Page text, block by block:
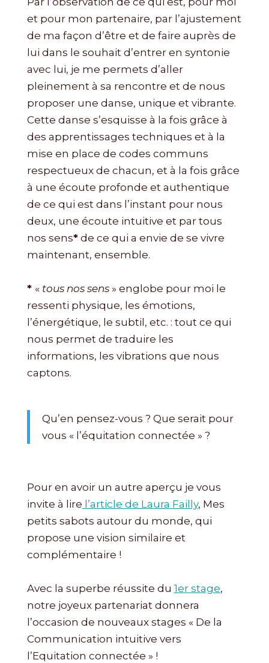
et pour mon partenaire, par l’ajustement
de ma façon d’être et de faire auprès de
lui dans le souhait d’entrer en syntonie
avec lui, je me permets d’aller
pleinement à sa rencontre et de nous
proposer une danse, unique et vibrante.
Cette danse s’esquisse à la fois grâce à
des apprentissages techniques et à la
mise en place de codes communs
respectueux de chacun, et à la fois grâce
à une écoute profonde et authentique
de ce qui est dans l’instant pour nous
deux, une écoute intuitive et par tous
nos sens*de ce qui a envie de se vivre
maintenant, ensemble.
* «tous nos sens» englobe pour moi le
ressenti physique, les émotions,
l’énergétique, le subtil, etc. : tout ce qui
nous permet de traduire les
informations, les vibrations que nous
captons.
Qu’en pensez-vous ? Que serait pour
vous « l’équitation connectée » ?
Pour en avoir un autre aperçu je vous
invite à lire l’article de Laura Failly, Mes
petits sabots autour du monde, qui
propose une vision similaire et
complémentaire !
Avec la superbe réussite du 1er stage,
notre joyeux partenariat donnera
l’occasion de nouveaux stages « De la
Communication intuitive vers
l’Equitation connectée » !